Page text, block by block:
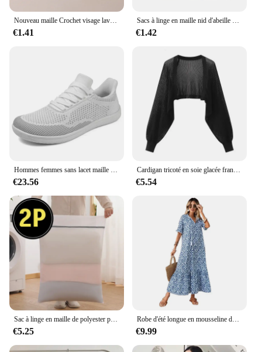
projects, our wholesale options are tailored to meet
your needs.
Nouveau maille Crochet visage lavage bandeaux pour femmes large élastique bandeau Spa chouchous bandes de cheveux bandeau cheveux accessoires ensemble
€1.41
Sacs à linge en maille nid d'abeille pour produits délicats, tissu en filet, sac de lavage délicat Durable et réutilisable, sac d'organisation de voyage pour Lingerie
€1.42
Hommes femmes sans lacet maille chaussures à bout large minimaliste pieds nus zéro goutte large boîte chaussures plates décontracté appartements grande taille 51 52 53 54
€23.56
Cardigan tricoté en soie glacée française, résistant au soleil, veste fine d'été pour femmes, gilet, jupe à bretelles, châle, chemisier assorti extérieur
€5.54
€5.25
Robe d'été longue en mousseline de soie pour femmes, col en V, manches courtes, motif Floral, fluide, ligne A, style Boho, volants, balançoire à plusieurs niveaux, robes de plage
€9.99